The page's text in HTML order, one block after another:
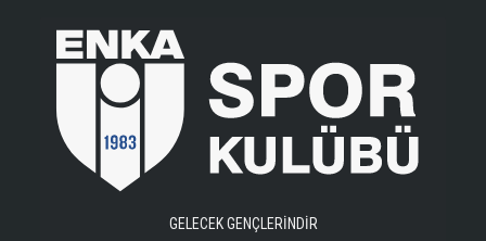
GELECEK GENÇLERİNDİR